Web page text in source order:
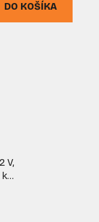
DO KOŠÍKA
V,